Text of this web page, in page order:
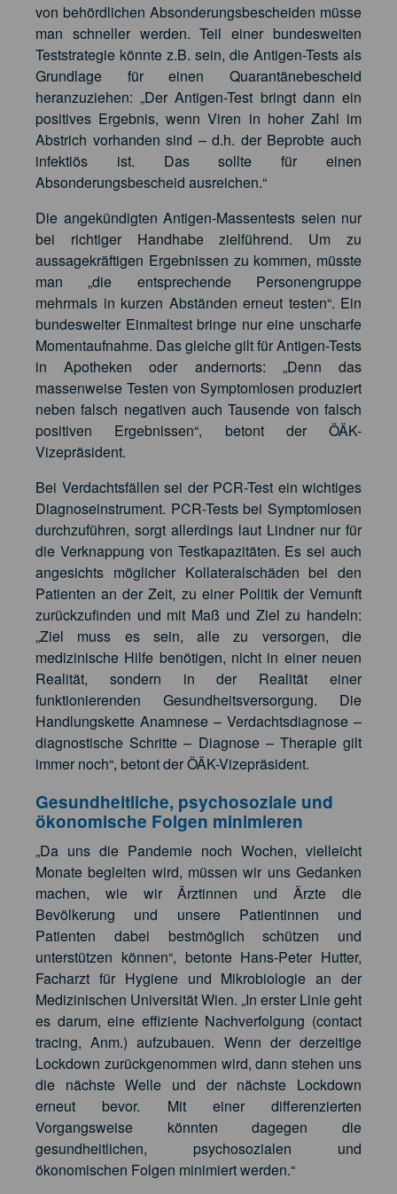
von behördlichen Absonderungsbescheiden müsse
man schneller werden. Teil einer bundesweiten
Teststrategie könnte z.B. sein, die Antigen-Tests als
Grundlage für einen Quarantänebescheid
heranzuziehen: „Der Antigen-Test bringt dann ein
positives Ergebnis, wenn Viren in hoher Zahl im
Abstrich vorhanden sind – d.h. der Beprobte auch
infektiös ist. Das sollte für einen
Absonderungsbescheid ausreichen.“
Die angekündigten Antigen-Massentests seien nur
bei richtiger Handhabe zielführend. Um zu
aussagekräftigen Ergebnissen zu kommen, müsste
man „die entsprechende Personengruppe
mehrmals in kurzen Abständen erneut testen“. Ein
bundesweiter Einmaltest bringe nur eine unscharfe
Momentaufnahme. Das gleiche gilt für Antigen-Tests
in Apotheken oder andernorts: „Denn das
massenweise Testen von Symptomlosen produziert
neben falsch negativen auch Tausende von falsch
positiven Ergebnissen“, betont der ÖÄK-
Vizepräsident.
Bei Verdachtsfällen sei der PCR-Test ein wichtiges
Diagnoseinstrument. PCR-Tests bei Symptomlosen
durchzuführen, sorgt allerdings laut Lindner nur für
die Verknappung von Testkapazitäten. Es sei auch
angesichts möglicher Kollateralschäden bei den
Patienten an der Zeit, zu einer Politik der Vernunft
zurückzufinden und mit Maß und Ziel zu handeln:
„Ziel muss es sein, alle zu versorgen, die
medizinische Hilfe benötigen, nicht in einer neuen
Realität, sondern in der Realität einer
funktionierenden Gesundheitsversorgung. Die
Handlungskette Anamnese – Verdachtsdiagnose –
diagnostische Schritte – Diagnose – Therapie gilt
immer noch“, betont der ÖÄK-Vizepräsident.
Gesundheitliche, psychosoziale und
ökonomische Folgen minimieren
„Da uns die Pandemie noch Wochen, vielleicht
Monate begleiten wird, müssen wir uns Gedanken
machen, wie wir Ärztinnen und Ärzte die
Bevölkerung und unsere Patientinnen und
Patienten dabei bestmöglich schützen und
unterstützen können“, betonte Hans-Peter Hutter,
Facharzt für Hygiene und Mikrobiologie an der
Medizinischen Universität Wien. „In erster Linie geht
es darum, eine effiziente Nachverfolgung (contact
tracing, Anm.) aufzubauen. Wenn der derzeitige
Lockdown zurückgenommen wird, dann stehen uns
die nächste Welle und der nächste Lockdown
erneut bevor. Mit einer differenzierten
Vorgangsweise könnten dagegen die
gesundheitlichen, psychosozialen und
ökonomischen Folgen minimiert werden.“